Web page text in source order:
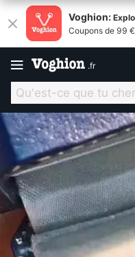
Voghion:
Coupons de 99
.fr